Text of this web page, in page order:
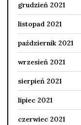
grudzień 2021
listopad 2021
październik 2021
wrzesień 2021
sierpień 2021
lipiec 2021
czerwiec 2021